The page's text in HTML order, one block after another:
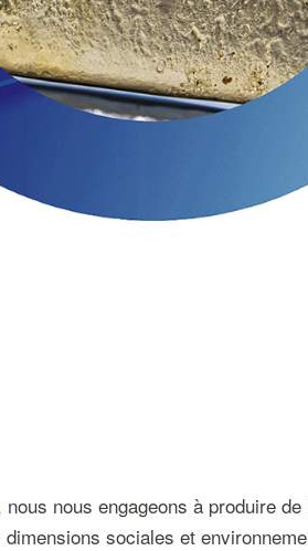
nous nous engageons à produire de
sociales et